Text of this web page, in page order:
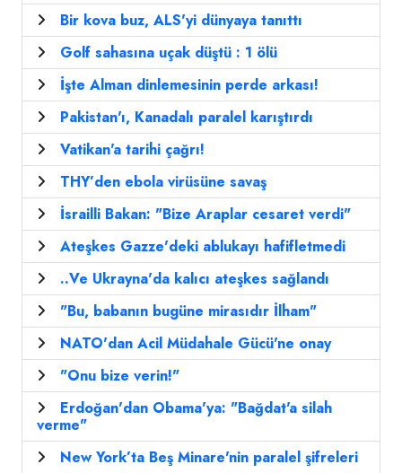
Bir kova buz, ALS'yi dünyaya tanıttı
Golf sahasına uçak düştü : 1 ölü
İşte Alman dinlemesinin perde arkası!
Pakistan'ı, Kanadalı paralel karıştırdı
Vatikan'a tarihi çağrı!
THY’den ebola virüsüne savaş
İsrailli Bakan: "Bize Araplar cesaret verdi"
Ateşkes Gazze'deki ablukayı hafifletmedi
..Ve Ukrayna'da kalıcı ateşkes sağlandı
"Bu, babanın bugüne mirasıdır İlham"
NATO'dan Acil Müdahale Gücü'ne onay
"Onu bize verin!"
Erdoğan'dan Obama'ya: "Bağdat'a silah
verme"
New York’ta Beş Minare'nin paralel şifreleri